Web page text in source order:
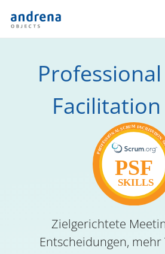
Facilitation
Zielgerichtete
Entscheidungen, mehr